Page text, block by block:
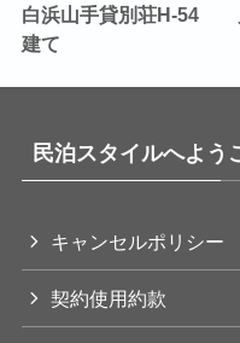
白浜山手貸別荘H-54
建て
民泊スタイルへよう
キャンセルポリシー
契約使用約款